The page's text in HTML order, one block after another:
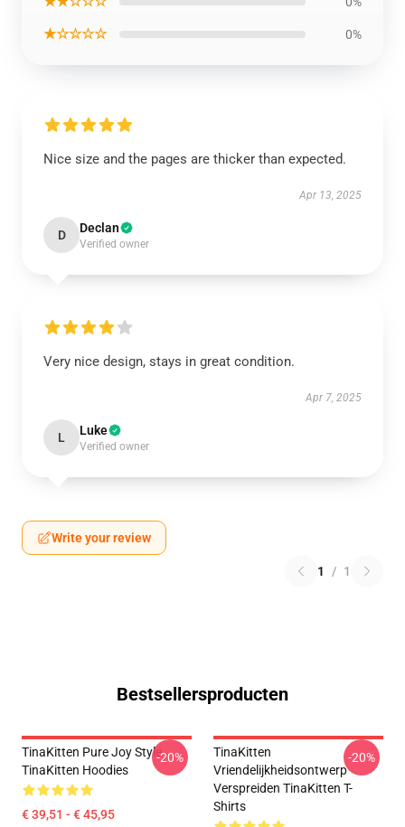
★☆☆☆☆ 0%
Nice size and the pages are thicker than expected.
Apr 13, 2025
D Declan
Verified owner
Very nice design, stays in great condition.
Apr 7, 2025
L Luke
Verified owner
Write your review
1 / 1
Bestsellersproducten
TinaKitten Pure Joy Style
TinaKitten Hoodies
€ 39,51 - € 45,95
-20%
TinaKitten
Vriendelijkheidsontwerp
Verspreiden TinaKitten T-
Shirts
-20%